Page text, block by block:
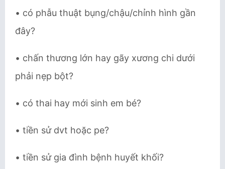
• có phẫu thuật bụng/chậu/chỉnh hình gần
đây?
• chấn thương lớn hay gãy xương chi dưới
phải nẹp bột?
• có thai hay mới sinh em bé?
• tiền sử dvt hoặc pe?
• tiền sử gia đình bệnh huyết khối?